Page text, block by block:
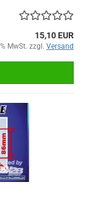
15,10 EUR
MwSt. zzgl. Versand